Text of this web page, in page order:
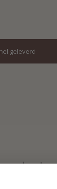
geleverd